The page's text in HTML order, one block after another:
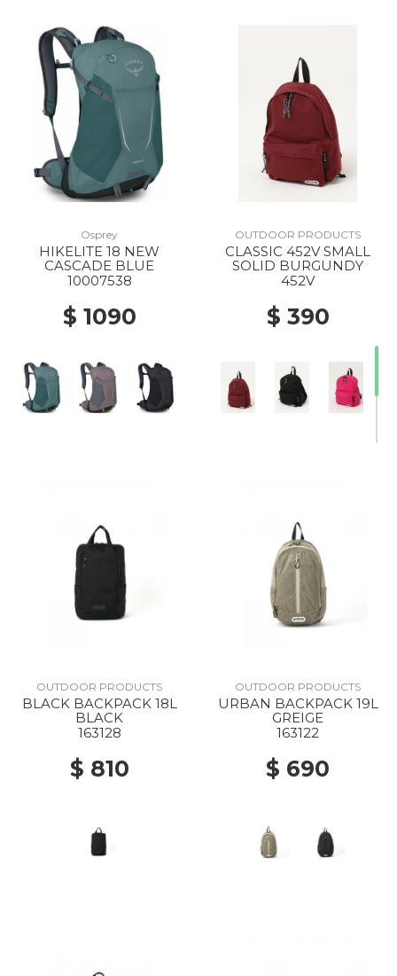
Osprey
HIKELITE 18 NEW
CASCADE BLUE
10007538
$ 1090
OUTDOOR PRODUCTS
CLASSIC 452V SMALL
SOLID BURGUNDY
452V
$ 390
OUTDOOR PRODUCTS
BLACK BACKPACK 18L
BLACK
163128
$ 810
OUTDOOR PRODUCTS
URBAN BACKPACK 19L
GREIGE
163122
$ 690